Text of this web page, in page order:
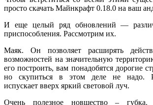
просто скачать Майнкрафт 0.18.0 на ваш
И еще целый ряд обновлений —
приспособления. Рассмотрим их.
Маяк. Он позволяет расширять
возможностей на значительную
его построить, вам понадобятся дорогие
но скупиться в этом деле не надо.
испускает вверх яркий световой луч.
Очень полезное новшество – губка.